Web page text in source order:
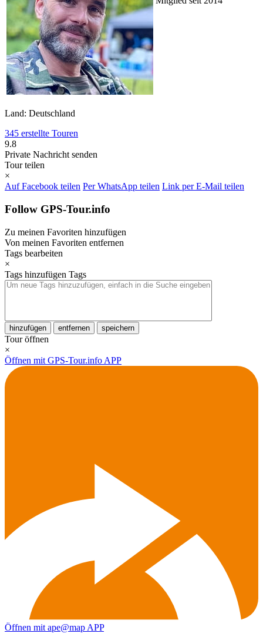
Land: Deutschland
345 erstellte Touren
9.8
Private Nachricht senden
Tour teilen
×
Auf Facebook teilen Per WhatsApp teilen Link per E-Mail teilen
Follow GPS-Tour.info
Zu meinen Favoriten hinzufügen
Von meinen Favoriten entfernen
Tags bearbeiten
×
Tags hinzufügen Tags
hinzufügen entfernen speichern
Tour öffnen
×
Öffnen mit GPS-Tour.info APP
Öffnen mit ape@map APP